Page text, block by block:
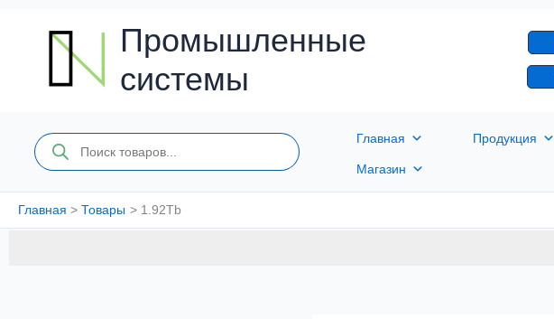
содержимому
Промышленные
системы
Поиск
товаров
Главная Продукция
Магазин
Главная Товары 1.92Tb